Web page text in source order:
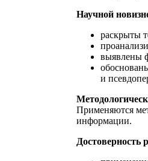
Научной
раскрыты
выявлены
и
Применяются
информации.
Достоверность